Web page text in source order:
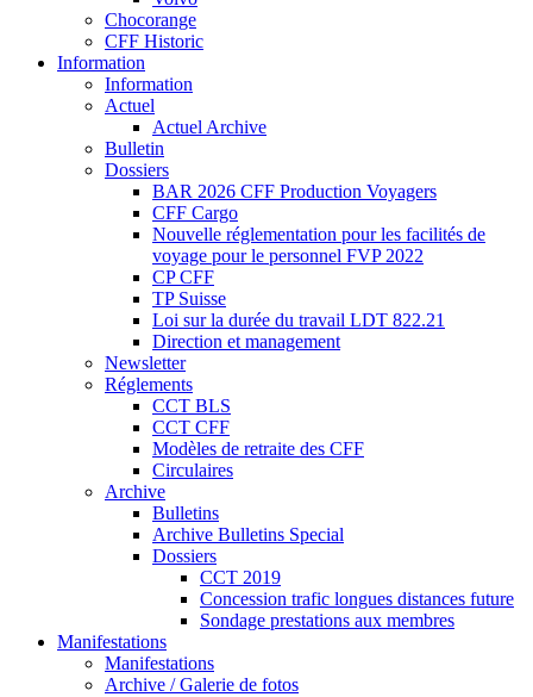
Chocorange
CFF Historic
Information
Information
Actuel
Actuel Archive
Bulletin
Dossiers
BAR 2026 CFF Production Voyagers
CFF Cargo
Nouvelle réglementation pour les facilités de
voyage pour le personnel FVP 2022
CP CFF
TP Suisse
Loi sur la durée du travail LDT 822.21
Direction et management
Newsletter
Réglements
CCT BLS
CCT CFF
Modèles de retraite des CFF
Circulaires
Archive
Bulletins
Archive Bulletins Special
Dossiers
CCT 2019
Concession trafic longues distances future
Sondage prestations aux membres
Manifestations
Manifestations
Archive / Galerie de fotos